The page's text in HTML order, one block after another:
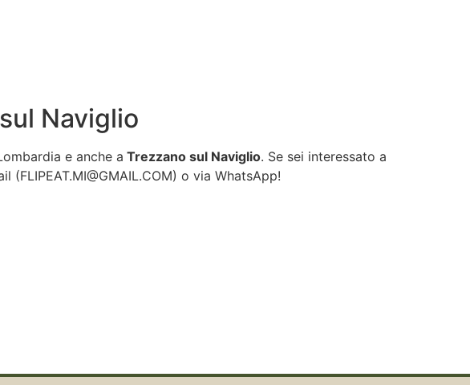
Naviglio
e anche a Trezzano sul Naviglio. Se sei interessato a
(FLIPEAT.MI@GMAIL.COM) o via WhatsApp!